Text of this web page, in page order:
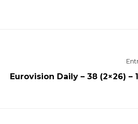
Eurovision Daily – 38 (2×26) –